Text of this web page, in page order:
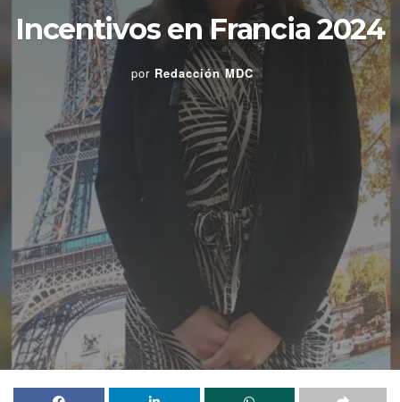
Incentivos en Francia 2024
por Redacción MDC